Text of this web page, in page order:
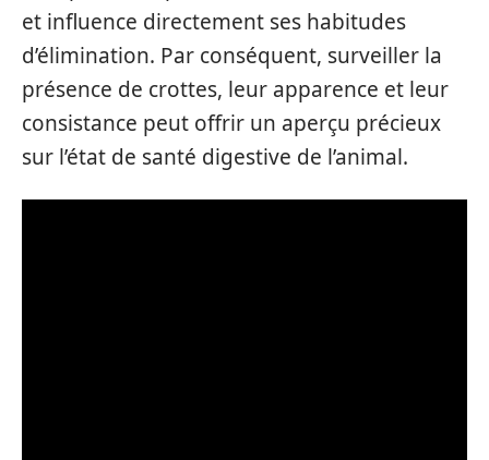
et influence directement ses habitudes
d’élimination. Par conséquent, surveiller la
présence de crottes, leur apparence et leur
consistance peut offrir un aperçu précieux
sur l’état de santé digestive de l’animal.